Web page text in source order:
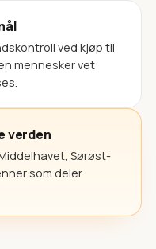
ved kjøp til
mennesker vet
verden
Sørøst-
som deler